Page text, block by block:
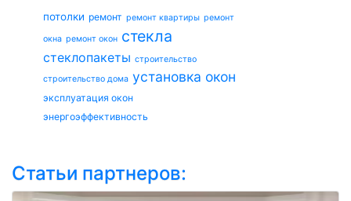
потолки ремонт ремонт квартиры ремонт
окна ремонт окон стекла
стеклопакеты строительство
строительство дома установка окон
эксплуатация окон
энергоэффективность
Статьи партнеров: